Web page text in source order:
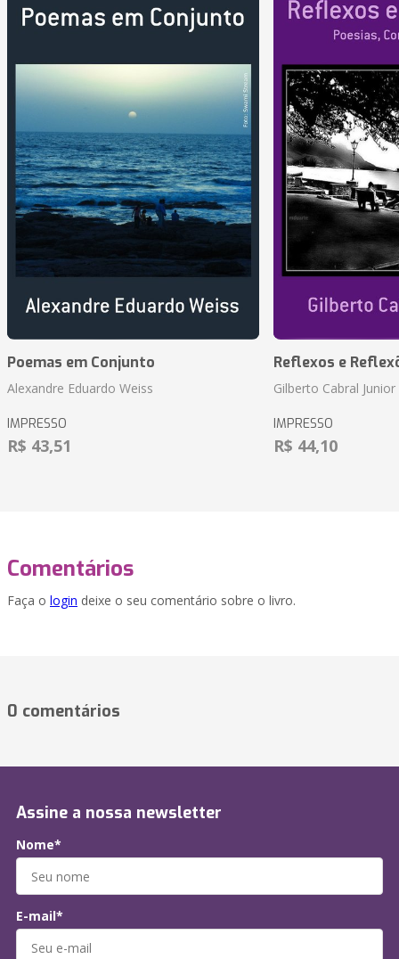
Poemas em Conjunto
Alexandre Eduardo Weiss
IMPRESSO
R$ 43,51
Reflexos e
Gilberto Cabral Junior
IMPRESSO
R$ 44,10
Comentários
Faça o login deixe o seu comentário sobre o livro.
0 comentários
Assine a nossa newsletter
Nome*
E-mail*